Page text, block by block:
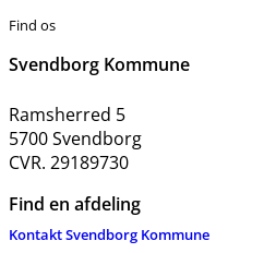
Find os
Svendborg Kommune
Ramsherred 5
5700 Svendborg
CVR. 29189730
Find en afdeling
Kontakt Svendborg Kommune